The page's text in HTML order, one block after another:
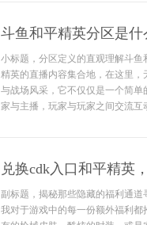
斗鱼和平精英分区是
小标题，分区定义的直观理解斗
精英的直播内容集合地，在这里
与战场风采，它不仅仅是一个简
家与主播，玩家与玩家之间交流互
兑换cdk入口和平精英
副标题，揭秘那些隐藏的福利通
我对于游戏中的每一份额外福利